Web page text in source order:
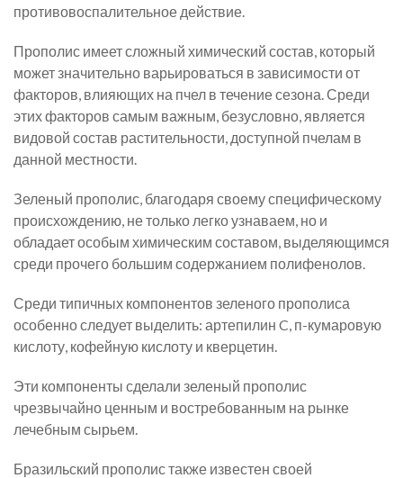
противовоспалительное действие.
Прополис имеет сложный химический состав, который
может значительно варьироваться в зависимости от
факторов, влияющих на пчел в течение сезона. Среди
этих факторов самым важным, безусловно, является
видовой состав растительности, доступной пчелам в
данной местности.
Зеленый прополис, благодаря своему специфическому
происхождению, не только легко узнаваем, но и
обладает особым химическим составом, выделяющимся
среди прочего большим содержанием полифенолов.
Среди типичных компонентов зеленого прополиса
особенно следует выделить: артепилин C, п-кумаровую
кислоту, кофейную кислоту и кверцетин.
Эти компоненты сделали зеленый прополис
чрезвычайно ценным и востребованным на рынке
лечебным сырьем.
Бразильский прополис также известен своей